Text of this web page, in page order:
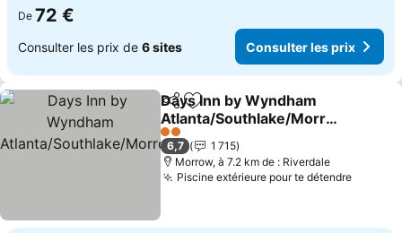
De 72 €
Consulter les prix de 6 sites Consulter les prix
PartagerAjouter à mes favoris
Days Inn by Wyndham
Atlanta/Southlake/Morro
w
2 Étoiles
6,7
1 715
Morrow, à 7.2 km de : Riverdale
Piscine extérieure pour te détendre